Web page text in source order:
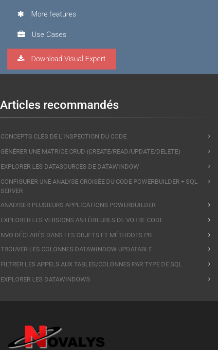
More features
Use Cases
Download Visual Expert
Articles recommandés
CONCEPTS CLÉS DE L'INSPECTION DU CODE
GÉNÉRER UNE MATRICE CRUD (CREATE/READ/UPDATE/DELETE)
EXPLORER LES DATASOURCES DE DATAWINDOW
CONFIGURER UNE ANALYSE CROISÉE DU CODE POWERBUILDER + SQL
SERVER
ANALYSER PLUSIEURS APPLICATIONS POWERBUILDER
EXPLORER LES VERSIONS ANTÉRIEURES DE VOTRE CODE
NVO DÉCLARÉS DANS LES OBJETS ET MÉTHODES PB
TROUVER LES COLONNES DATAWINDOW UPDATABLE
FILTRER LES APPELS AUX TABLES/COLONNES PAR TYPE DE SQL
EXPLORER LES DATAWINDOWS